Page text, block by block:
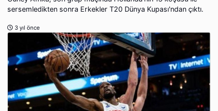
sersemledikten sonra Erkekler T20 Dünya Kupası'ndan çıktı.
3 yıl önce